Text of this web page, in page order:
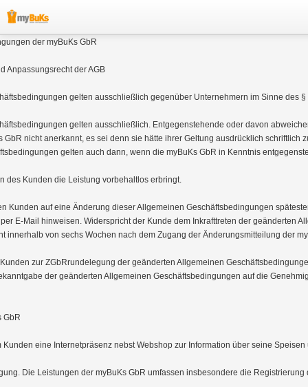
AGB´s
Datenschutz
Impressum
der myBuKs GbR
Anpassungsrecht der AGB
gelten ausschließlich gegenüber Unternehmern im Sinne des §
gelten ausschließlich. Entgegenstehende oder davon
GbR nicht anerkannt, es sei denn sie hätte ihrer Geltung ausdrücklich schriftlich
gelten auch dann, wenn die myBuKs GbR in Kenntnis
des Kunden die Leistung vorbehaltlos erbringt.
Kunden auf eine Änderung dieser Allgemeinen Geschäftsbedingungen
E-Mail hinweisen. Widerspricht der Kunde dem Inkrafttreten der geänderten
innerhalb von sechs Wochen nach dem Zugang der Änderungsmitteilung der
zur ZGbRrundelegung der geänderten Allgemeinen
der geänderten Allgemeinen Geschäftsbedingungen auf die
GbR
Kunden eine Internetpräsenz nebst Webshop zur Information über seine
Die Leistungen der myBuKs GbR umfassen insbesondere die